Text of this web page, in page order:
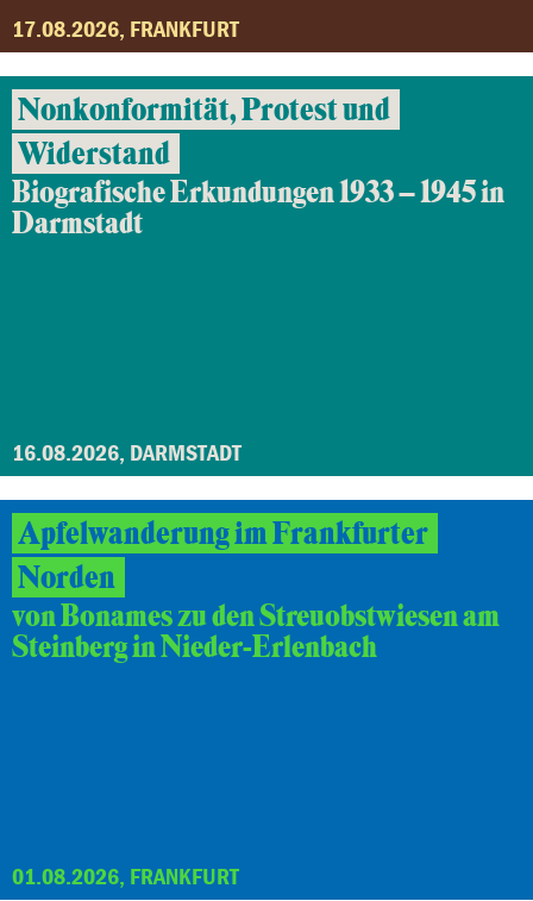
17.08.2026, FRANKFURT
Nonkonformität, Protest und
Widerstand
Biografische Erkundungen 1933 – 1945 in
Darmstadt
16.08.2026, DARMSTADT
Apfelwanderung im Frankfurter
Norden
von Bonames zu den Streuobstwiesen am
Steinberg in Nieder-Erlenbach
01.08.2026, FRANKFURT